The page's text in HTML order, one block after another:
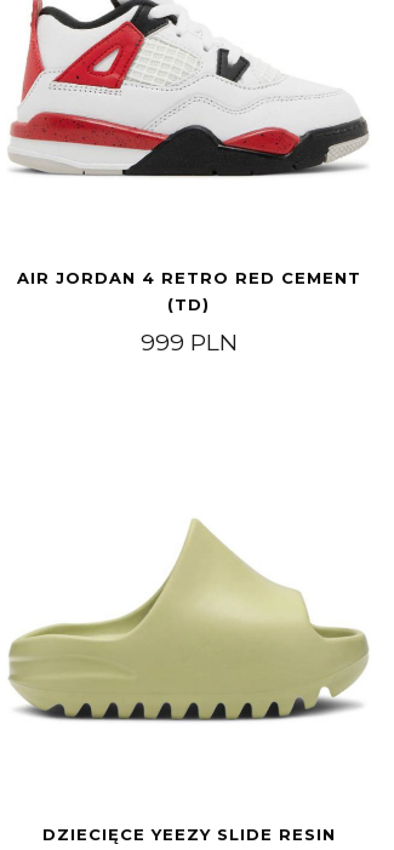
AIR JORDAN 4 RETRO RED CEMENT
(TD)
999 PLN
DZIECIĘCE YEEZY SLIDE RESIN